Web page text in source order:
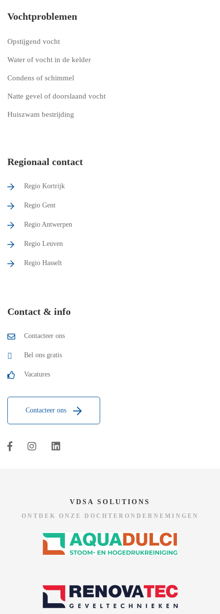
Vochtproblemen
Opstijgend vocht
Water of vocht in de kelder
Condens of schimmel
Natte gevel of doorslaand vocht
Huiszwam bestrijding
Regionaal contact
Regio Kortrijk
Regio Gent
Regio Antwerpen
Regio Leuven
Regio Hasselt
Contact & info
Contacteer ons
Bel ons gratis
Vacatures
Contacteer ons
VDSA SOLUTIONS
ONTDEK ONZE DOCHTERONDERNEMINGEN